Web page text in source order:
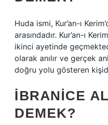
Huda ismi, Kur’an-ı
arasındadır. Kur’an-ı
ikinci ayetinde
olarak anılır ve gerçek
doğru yolu gösteren
İBRANICE
DEMEK?